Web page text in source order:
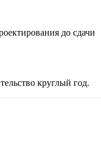
до сдачи
круглый год.